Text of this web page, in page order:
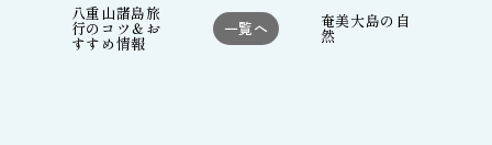
八重山諸島旅
行のコツ＆お
すすめ情報
一覧へ 奄美大島の自
然